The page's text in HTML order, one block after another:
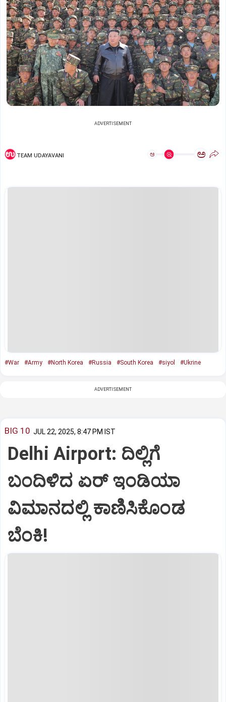
ADVERTISEMENT
TEAM UDAYAVANI ಅ ಅ
#War #Army #North Korea #Russia #South Korea #siyol #Ukrine
ADVERTISEMENT
BIG 10 JUL 22, 2025, 8:47 PM IST
Delhi Airport: ದಿಲ್ಲಿಗೆ
ಬಂದಿಳಿದ ಏರ್‌ ಇಂಡಿಯಾ
ವಿಮಾನದಲ್ಲಿ ಕಾಣಿಸಿಕೊಂಡ
ಬೆಂಕಿ!